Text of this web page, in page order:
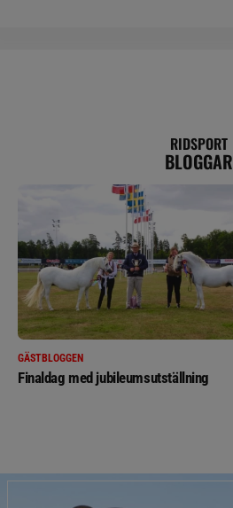
RIDSPORT
BLOGGAR
GÄSTBLOGGEN
Finaldag med jubileumsutställning